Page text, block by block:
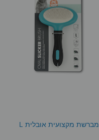
מברשת מקצועית אובלית L